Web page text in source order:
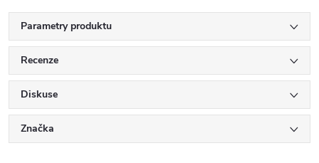
Parametry produktu
Recenze
Diskuse
Značka